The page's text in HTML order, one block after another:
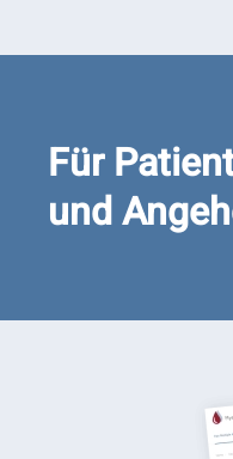
Für
und